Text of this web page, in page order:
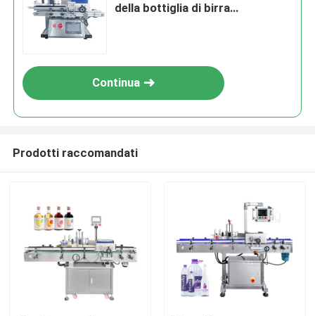
della bottiglia di birra
Continua
Prodotti raccomandati